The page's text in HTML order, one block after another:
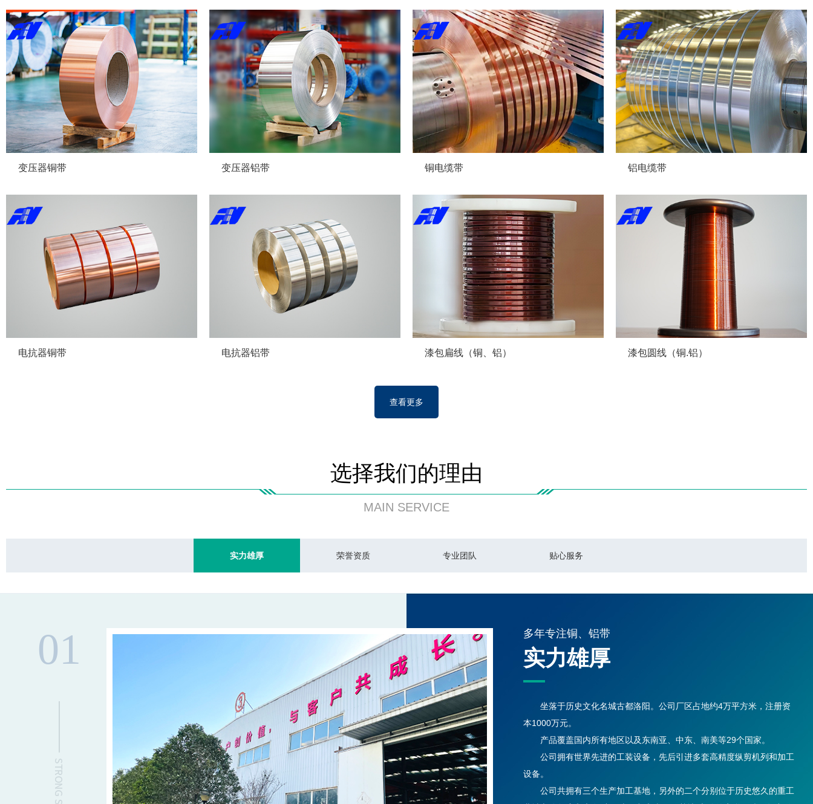
变压器铜带 变压器铝带 铜电缆带 铝电缆带
电抗器铜带 电抗器铝带 漆包扁线（铜、铝） 漆包圆线（铜.铝）
查看更多
选择我们的理由
MAIN SERVICE
实力雄厚 荣誉资质 专业团队 贴心服务
01 多年专注铜、铝带
实力雄厚
坐落于历史文化名城古都洛阳。公司厂区占地约4万平方米，注册资
本1000万元。
产品覆盖国内所有地区以及东南亚、中东、南美等29个国家。
公司拥有世界先进的工装设备，先后引进多套高精度纵剪机列和加工
设备。
公司共拥有三个生产加工基地，另外的二个分别位于历史悠久的重工